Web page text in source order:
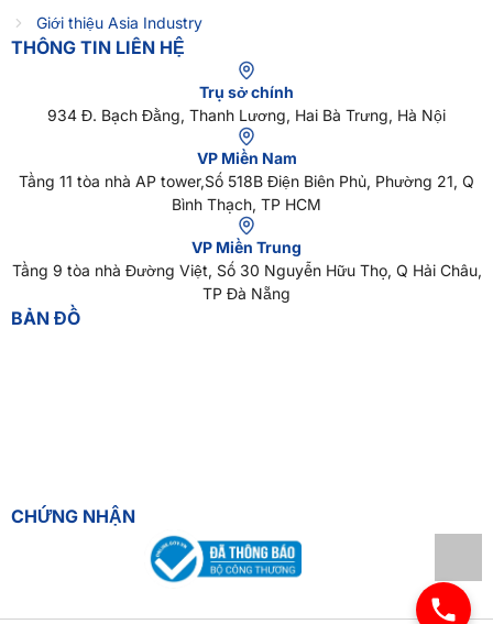
Giới thiệu Asia Industry
THÔNG TIN LIÊN HỆ
Trụ sở chính
934 Đ. Bạch Đằng, Thanh Lương, Hai Bà Trưng, Hà Nội
VP Miền Nam
Tầng 11 tòa nhà AP tower,Số 518B Điện Biên Phủ, Phường 21, Q
Bình Thạch, TP HCM
VP Miền Trung
Tầng 9 tòa nhà Đường Việt, Số 30 Nguyễn Hữu Thọ, Q Hải Châu,
TP Đà Nẵng
BẢN ĐỒ
CHỨNG NHẬN